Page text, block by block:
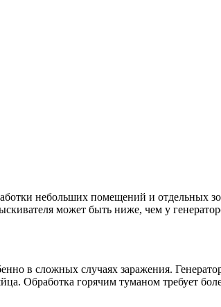
небольших помещений и отдельных
может быть ниже, чем у
в сложных случаях заражения.
Обработка горячим туманом требует